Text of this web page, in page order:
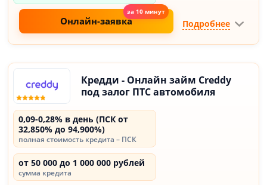
Онлайн-заявка Подробнее
Кредди - Онлайн займ Creddy
под залог ПТС автомобиля
0,09-0,28% в день (ПСК от
32,850% до 94,900%)
полная стоимость кредита – ПСК
от 50 000 до 1 000 000 рублей
сумма кредита